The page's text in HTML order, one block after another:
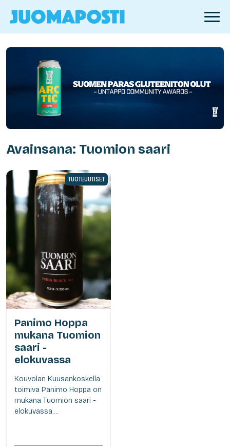
Avainsana: Tuomion saari
TUOTEUUTISET
Panimo Hoppa
mukana Tuomion
saari -
elokuvassa
Kouvolan Kuusankoskella
toimiva Panimo Hoppa on
mukana Tuomion saari -
elokuvassa....